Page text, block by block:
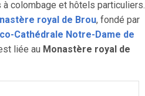
colombage et hôtels particuliers.
royal de Brou, fondé par
co-Cathédrale Notre-Dame de
liée au Monastère royal de